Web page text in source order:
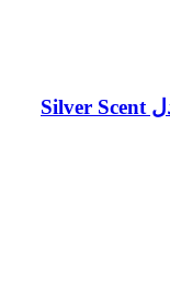
بادی اسپلش مردانه کریشن آیریس مدل Silver Scent